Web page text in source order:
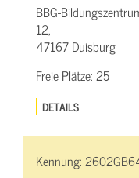
BBG-
12,
47167 Duisburg
Freie Plätze:25
DETAILS
Kennung: